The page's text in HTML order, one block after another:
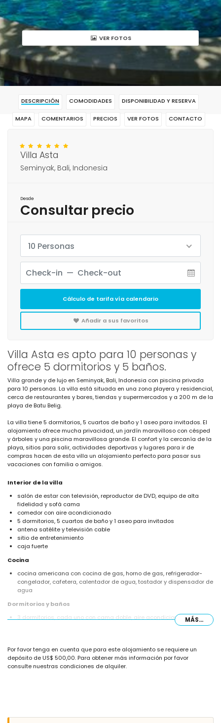
VER FOTOS
DESCRIPCIÓN COMODIDADES DISPONIBILIDAD Y RESERVA
MAPA COMENTARIOS PRECIOS VER FOTOS CONTACTO
Villa Asta es apto para 10 personas y
ofrece 5 dormitorios y 5 baños.
Villa grande y de lujo en Seminyak, Bali, Indonesia con piscina privada
para 10 personas. La villa está situada en una zona playera y residencial,
cerca de restaurantes y bares, tiendas y supermercados y a 200 m de la
playa de Batu Belig.
La villa tiene 5 dormitorios, 5 cuartos de baño y 1 aseo para invitados. El
alojamiento ofrece mucha privacidad, un jardín maravilloso con césped
y árboles y una piscina maravillosa grande. El confort y la cercanía de la
playa, sitios para salir, actividades deportivas y lugares para ir de
compras hacen de esta villa un alojamiento perfecto para pasar sus
vacaciones con familia o amigos.
Interior de la villa
salón de estar con televisión, reproductor de DVD, equipo de alta
fidelidad y sofá cama
comedor con aire acondicionado
5 dormitorios, 5 cuartos de baño y 1 aseo para invitados
antena satélite y televisión cable
sitio de entretenimiento
caja fuerte
Cocina
cocina americana con cocina de gas, horno de gas, refrigerador-
congelador, cafetera, calentador de agua, tostador y dispensador de
agua
Dormitorios y baños
3 dormitorios, cada uno con cama doble, aire acondicionado y baño
2 cuarto de baño en suite, cada uno con bañera, cisterna de inodoro y
secadora de pelo
3 cuarto de baño en suite, cada uno con ducha y cisterna de inodoro
jardín maravilloso con césped, árboles y muebles de jardín con
MÁS...
Por favor tenga en cuenta que para este alojamiento se requiere un
depósito de US$ 500,00. Para obtener más información por favor
consulte nuestras condiciones de alquiler.
Villa Asta
Seminyak, Bali, Indonesia
Desde
Consultar precio
10 Personas
Cálculo de tarifa vía calendario
Añadir a sus favoritos